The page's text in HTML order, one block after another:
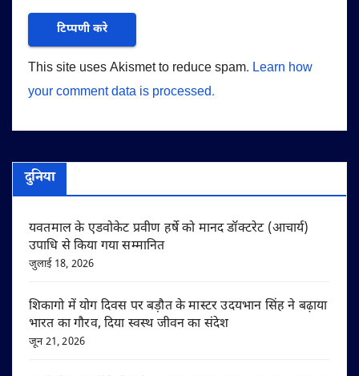
This site uses Akismet to reduce spam. Learn how
your comment data is processed.
दुनिया
यवतमाल के एडवोकेट प्रवीण हर्षे को मानद डॉक्टरेट (आचार्य)
उपाधि से किया गया सम्मानित
जुलाई 18, 2026
शिकागो में योग दिवस पर बड़ौत के मास्टर उदयभान सिंह ने बढ़ाया
भारत का गौरव, दिया स्वस्थ जीवन का संदेश
जून 21, 2026